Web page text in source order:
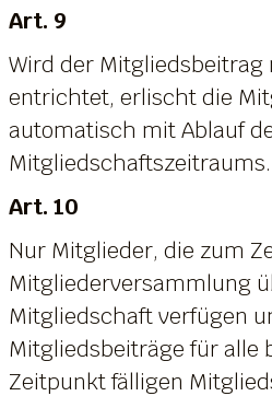
Art. 9
Wird der
entrichtet, erlischt die
automatisch mit Ablauf
Mitgliedschaftszeitraums.
Art. 10
Nur Mitglieder, die zum
Mitgliederversammlung
Mitgliedschaft verfügen
Mitgliedsbeiträge für alle
Zeitpunkt fälligen